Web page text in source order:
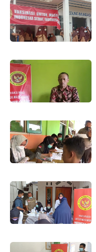
LEISUR
TEKNOLOGI
OLAHRAGA
GALLERY
IN
OPINI
INFOGRAFIS
ADVERTORIAL